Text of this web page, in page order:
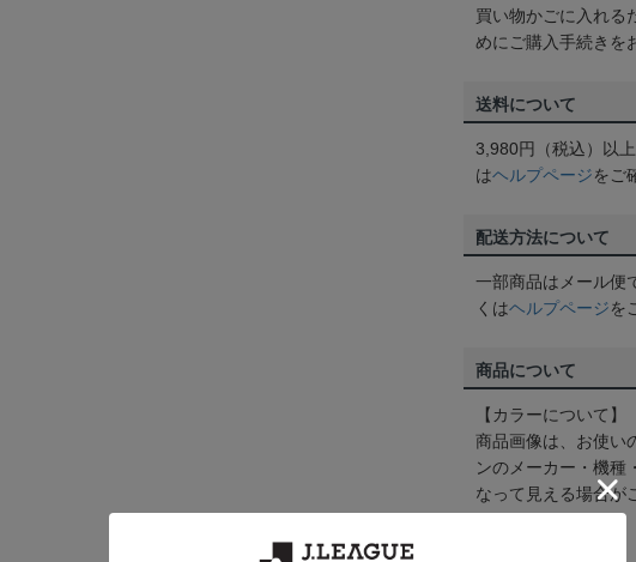
買い物かごに入れる
めにご購入手続きを
送料について
3,980円（税込）以
はヘルプページをご
配送方法について
一部商品はメール便
くはヘルプページを
商品について
【カラーについて】
商品画像は、お使い
ンのメーカー・機種
なって見える場合が